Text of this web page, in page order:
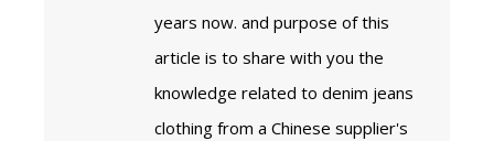
years now. and purpose of this
article is to share with you the
knowledge related to denim jeans
clothing from a Chinese supplier's